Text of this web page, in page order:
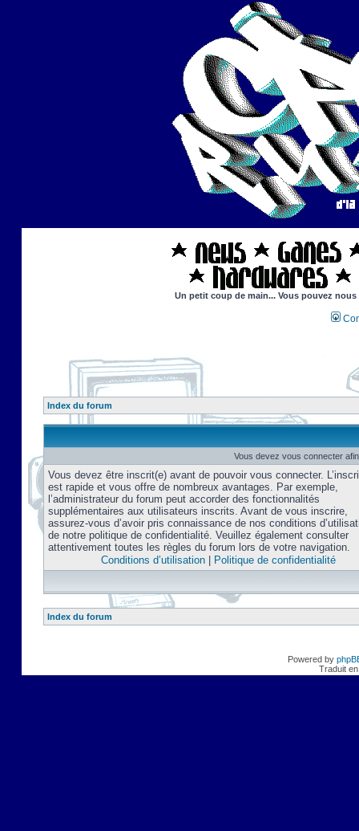
Un petit coup de main... Vous pouvez
Index du forum
Vous devez vous connecter
Vous devez être inscrit(e) avant de pouvoir vous connecter.
est rapide et vous offre de nombreux avantages. Par exemple,
l’administrateur du forum peut accorder des fonctionnalités
supplémentaires aux utilisateurs inscrits. Avant de vous inscrire,
assurez-vous d’avoir pris connaissance de nos conditions
de notre politique de confidentialité. Veuillez également consulter
attentivement toutes les règles du forum lors de votre navigation.
Conditions d’utilisation| Politique de confidentialité
Index du forum
Powered by
Traduit